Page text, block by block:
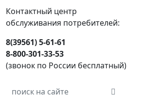
Контактный центр
обслуживания потребителей:
8(39561) 5-61-61
8-800-301-33-53
(звонок по России бесплатный)